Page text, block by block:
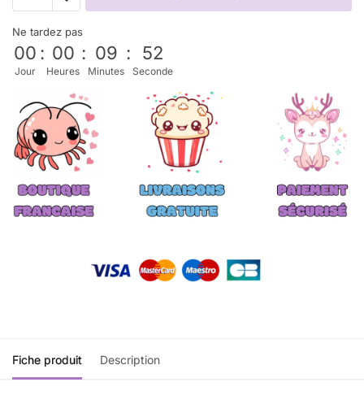
Ne tardez pas
00
Jour
: 00
Heures
: 09
Minutes
: 51
Seconde
Fiche produit Description